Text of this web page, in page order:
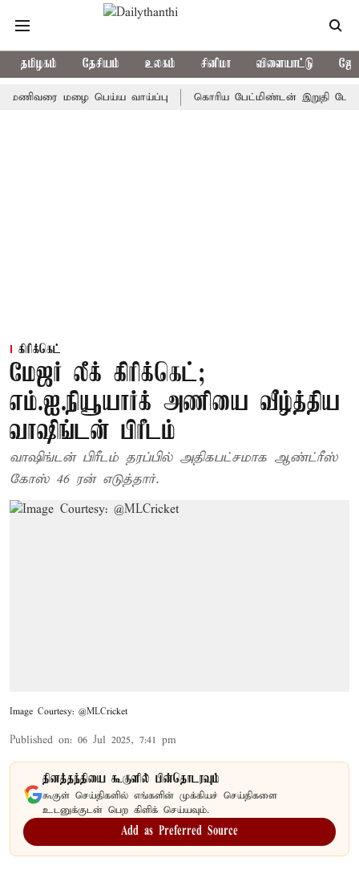
தமிழகம் தேசியம் உலகம் சினிமா விளையாட்டு
மழை பெய்ய வாய்ப்பு கொரிய பேட்மிண்டன் இறுதி போட்டி;
கிரிக்கெட்
மேஜர் லீக் கிரிக்கெட்;
எம்.ஐ.நியூயார்க் அணியை வீழ்த்திய
வாஷிங்டன் பிரீடம்
வாஷிங்டன் பிரீடம் தரப்பில் அதிகபட்சமாக ஆண்ட்ரீஸ்
கோஸ் 46 ரன் எடுத்தார்.
Image Courtesy: @MLCricket
Published on: 06 Jul 2025, 7:41 pm
தினத்தந்தியை கூகுளில் பின்தொடரவும்
கூகுள் செய்திகளில் எங்களின் முக்கியச் செய்திகளை
உடனுக்குடன் பெற கிளிக் செய்யவும்.
Add as Preferred Source